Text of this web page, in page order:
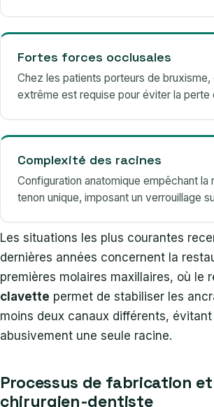
Fortes forces occlusales
Chez les patients porteurs de bruxisme,
extrême est requise pour éviter la perte
Complexité des racines
Configuration anatomique empêchant la
tenon unique, imposant un verrouillage
Les situations les plus courantes
dernières années concernent la
premières molaires maxillaires, où le
clavette permet de stabiliser les
moins deux canaux différents,
abusivement une seule racine.
Processus de fabrication
chirurgien-dentiste